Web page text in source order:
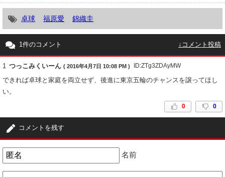
卓球 福原愛 錦織圭
1件のコメント ↓コメント投稿
1 つっこみくいーん ( 2016年4月7日 10:08 PM ) ID:ZTg3ZDAyMW
できれば卓球と家庭を両立せず、後進に東京五輪のチャンスを譲ってほし
い。
0 0
コメントを残す
名前